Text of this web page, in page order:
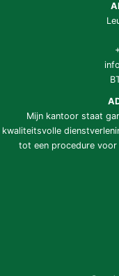
Mijn kantoor staat
kwaliteitsvolle
tot een procedure voor